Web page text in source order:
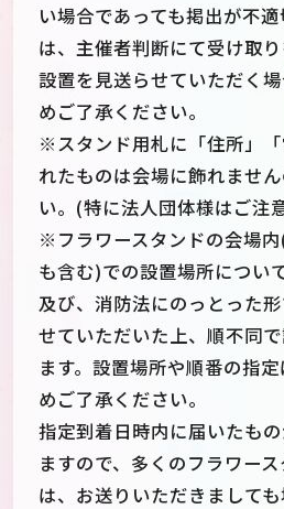
い場合であっても掲出が不
は、主催者判断にて受け取
設置を見送らせていただく
めご了承ください。
※スタンド用札に「住所」
れたものは会場に飾れませ
い。(特に法人団体様はご注
※フラワースタンドの会場
も含む)での設置場所につい
及び、消防法にのっとった
せていただいた上、順不同
ます。設置場所や順番の指
めご了承ください。
指定到着日時内に届いたも
ますので、多くのフラワー
は、お送りいただきまして